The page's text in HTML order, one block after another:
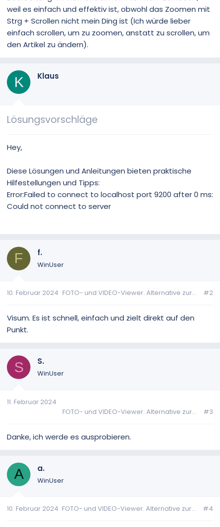
weil es einfach und effektiv ist, obwohl das Zoomen mit
Strg + Scrollen nicht mein Ding ist (Ich würde lieber
einfach scrollen, um zu zoomen, anstatt zu scrollen, um
den Artikel zu ändern).
K Klaus
Lösungsvorschläge
Hey,
Diese Lösungen und Anleitungen bieten praktische
Hilfestellungen und Tipps:
Error:Failed to connect to localhost port 9200 after 0 ms:
Could not connect to server
F f.
WinUser
10. Februar 2024 FOTO- und VIDEO-Viewer. Alternative zur... #2
Visum. Es ist schnell, einfach und zielt direkt auf den
Punkt.
S S.
WinUser
11. Februar 2024
FOTO- und VIDEO-Viewer. Alternative zur...
#3
Danke, ich werde es ausprobieren.
A a.
WinUser
10. Februar 2024 FOTO- und VIDEO-Viewer. Alternative zur... #4